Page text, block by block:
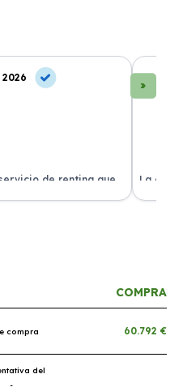
de renting que
y sin complicaciones!
La
en
COMPRA
compra 60.792 €
del